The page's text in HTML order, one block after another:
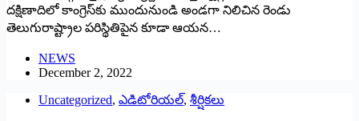
దక్షిణాదిలో కాంగ్రెస్‌కు ముందునుండి అండగా నిలిచిన రెండు
తెలుగురాష్ట్రాల పరిస్థితిపైన కూడా ఆయన…
NEWS
December 2, 2022
Uncategorized, ఎడిటోరియల్, శీర్షికలు